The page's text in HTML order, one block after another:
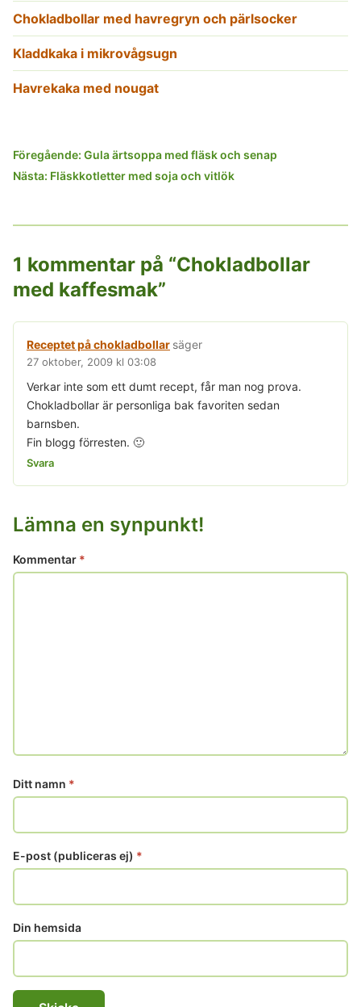
Chokladbollar med havregryn och pärlsocker
Kladdkaka i mikrovågsugn
Havrekaka med nougat
Inläggsnavigering
Föregående: Gula ärtsoppa med fläsk och senap
Nästa: Fläskkotletter med soja och vitlök
1 kommentar på “Chokladbollar
med kaffesmak”
Receptet på chokladbollar säger
27 oktober, 2009 kl 03:08
Verkar inte som ett dumt recept, får man nog prova.
Chokladbollar är personliga bak favoriten sedan
barnsben.
Fin blogg förresten. 🙂
Svara
Lämna en synpunkt!
Kommentar *
Ditt namn *
E-post (publiceras ej) *
Din hemsida